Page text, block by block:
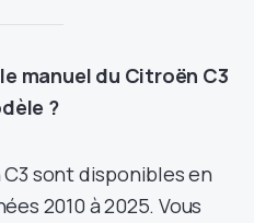
manuel du Citroën C3
?
sont disponibles en
2010 à 2025. Vous